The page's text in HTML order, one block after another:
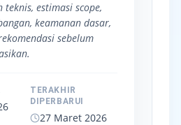
estimasi scope,
keamanan dasar,
sebelum
TERAKHIR
DIPERBARUI
27 Maret 2026